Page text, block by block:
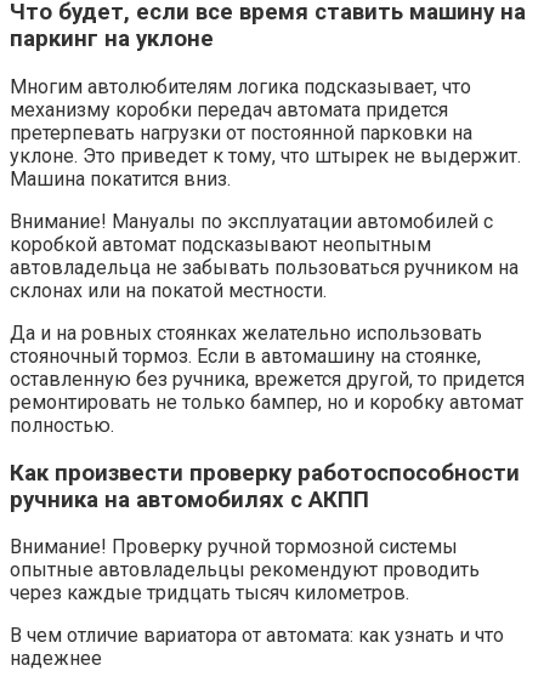
Что будет, если все время ставить машину на
паркинг на уклоне
Многим автолюбителям логика подсказывает, что
механизму коробки передач автомата придется
претерпевать нагрузки от постоянной парковки на
уклоне. Это приведет к тому, что штырек не выдержит.
Машина покатится вниз.
Внимание! Мануалы по эксплуатации автомобилей с
коробкой автомат подсказывают неопытным
автовладельца не забывать пользоваться ручником на
склонах или на покатой местности.
Да и на ровных стоянках желательно использовать
стояночный тормоз. Если в автомашину на стоянке,
оставленную без ручника, врежется другой, то придется
ремонтировать не только бампер, но и коробку автомат
полностью.
Как произвести проверку работоспособности
ручника на автомобилях с АКПП
Внимание! Проверку ручной тормозной системы
опытные автовладельцы рекомендуют проводить
через каждые тридцать тысяч километров.
В чем отличие вариатора от автомата: как узнать и что
надежнее